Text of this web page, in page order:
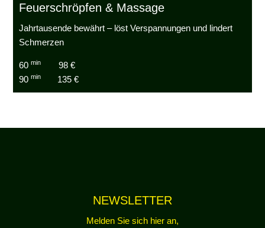
Feuerschröpfen & Massage
Jahrtausende bewährt – löst Verspannungen und lindert
Schmerzen
60min
98 €
90min 135 €
NEWSLETTER
Melden Sie sich hier an,